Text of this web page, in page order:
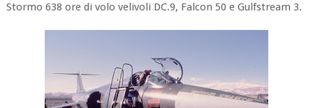
Stormo 638 ore di volo velivoli DC.9, Falcon 50 e Gulfstream 3.